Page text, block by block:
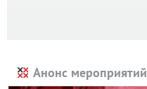
Анонс мероприятий